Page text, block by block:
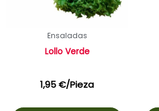
Ensaladas
Lollo Verde
1,95€/Pieza